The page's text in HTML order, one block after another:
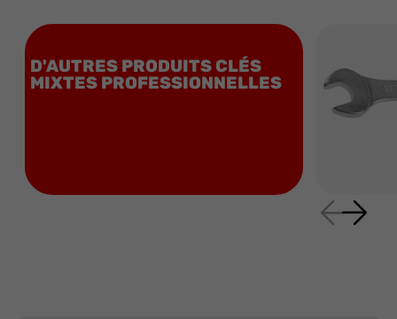
D'AUTRES PRODUITS CLÉS
MIXTES PROFESSIONNELLES